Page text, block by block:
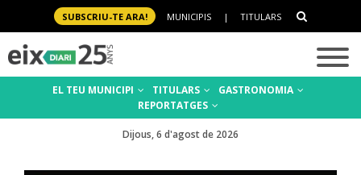
SUBSCRIU-TE ARA! MUNICIPIS | TITULARS
EL TEU MUNICIPI TITULARS
GASTRONOMIA
REPORTATGES
Dijous, 6 d'agost de 2026